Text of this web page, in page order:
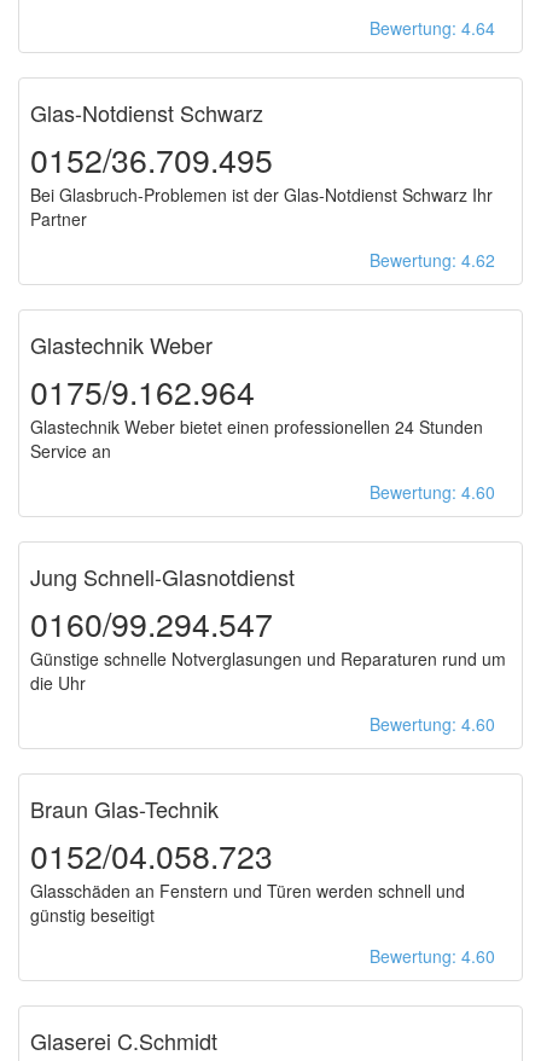
Bewertung: 4.64
Glas-Notdienst Schwarz
0152/36.709.495
Bei Glasbruch-Problemen ist der Glas-Notdienst Schwarz Ihr
Partner
Bewertung: 4.62
Glastechnik Weber
0175/9.162.964
Glastechnik Weber bietet einen professionellen 24 Stunden
Service an
Bewertung: 4.60
Jung Schnell-Glasnotdienst
0160/99.294.547
Günstige schnelle Notverglasungen und Reparaturen rund um
die Uhr
Bewertung: 4.60
Braun Glas-Technik
0152/04.058.723
Glasschäden an Fenstern und Türen werden schnell und
günstig beseitigt
Bewertung: 4.60
Glaserei C.Schmidt